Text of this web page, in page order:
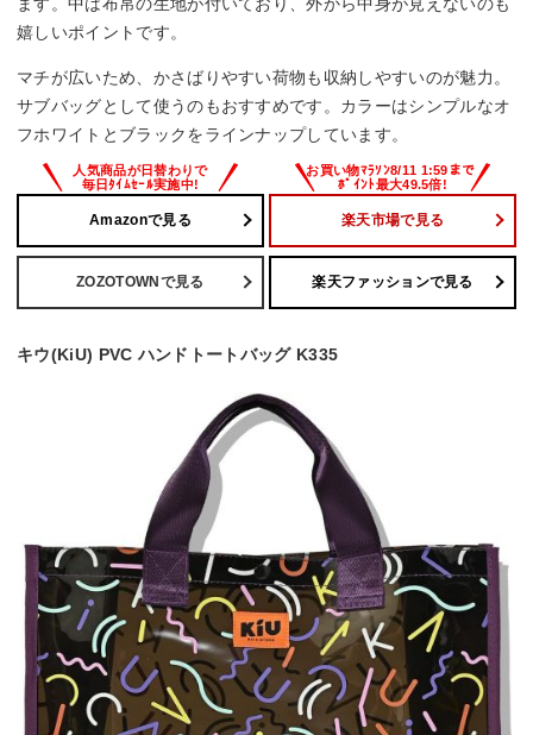
嬉しいポイントです。
マチが広いため、かさばりやすい荷物も収納しやすいのが魅力。
サブバッグとして使うのもおすすめです。カラーはシンプルなオ
フホワイトとブラックをラインナップしています。
Amazonで見る 楽天市場で見る
ZOZOTOWNで見る 楽天ファッションで見る
キウ(KiU) PVC ハンドトートバッグ K335